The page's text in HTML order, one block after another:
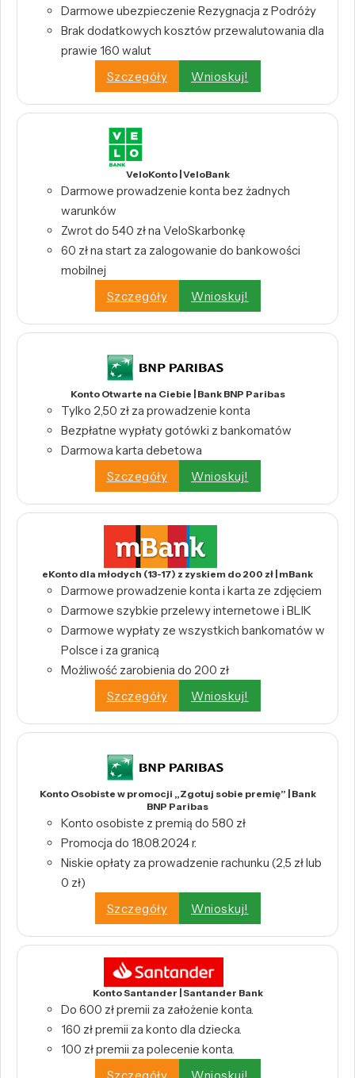
Darmowe ubezpieczenie Rezygnacja z Podróży
Brak dodatkowych kosztów przewalutowania dla
prawie 160 walut
Szczegóły
Wnioskuj!
VeloKonto | VeloBank
Darmowe prowadzenie konta bez żadnych
warunków
Zwrot do 540 zł na VeloSkarbonkę
60 zł na start za zalogowanie do bankowości
mobilnej
Szczegóły
Wnioskuj!
Konto Otwarte na Ciebie | Bank BNP Paribas
Tylko 2,50 zł za prowadzenie konta
Bezpłatne wypłaty gotówki z bankomatów
Darmowa karta debetowa
Szczegóły
Wnioskuj!
eKonto dla młodych (13-17) z zyskiem do 200 zł | mBank
Darmowe prowadzenie konta i karta ze zdjęciem
Darmowe szybkie przelewy internetowe i BLIK
Darmowe wypłaty ze wszystkich bankomatów w
Polsce i za granicą
Możliwość zarobienia do 200 zł
Szczegóły
Wnioskuj!
Konto Osobiste w promocji „Zgotuj sobie premię” | Bank
BNP Paribas
Konto osobiste z premią do 580 zł
Promocja do 18.08.2024 r.
Niskie opłaty za prowadzenie rachunku (2,5 zł lub
0 zł)
Szczegóły
Wnioskuj!
Konto Santander | Santander Bank
Do 600 zł premii za założenie konta.
160 zł premii za konto dla dziecka.
100 zł premii za polecenie konta.